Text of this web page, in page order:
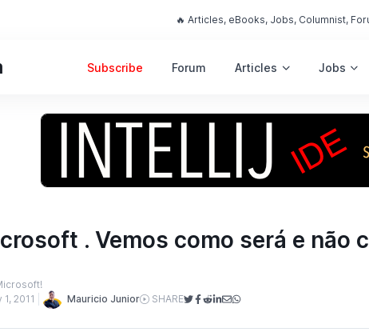
🔥 Articles, eBooks, Jobs, Columnist,
Subscribe Forum Articles Jobs
. Vemos como será e não
2011 Mauricio Junior SHARE